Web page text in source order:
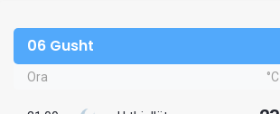
06 Gusht
Ora °C